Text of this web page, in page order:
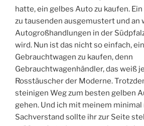
hatte, ein gelbes Auto zu kaufen.
zu tausenden ausgemustert und an
Autogroßhandlungen in der
wird. Nun ist das nicht so einfach,
Gebrauchtwagen zu kaufen, denn
Gebrauchtwagenhändler, das weiß
Rosstäuscher der Moderne.
steinigen Weg zum besten gelben
gehen. Und ich mit meinem
Sachverstand sollte ihr zur Seite